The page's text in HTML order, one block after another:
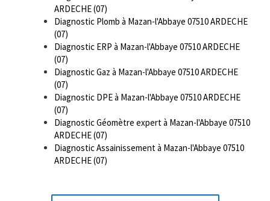
ARDECHE (07)
Diagnostic Plomb à Mazan-l'Abbaye 07510 ARDECHE
(07)
Diagnostic ERP à Mazan-l'Abbaye 07510 ARDECHE
(07)
Diagnostic Gaz à Mazan-l'Abbaye 07510 ARDECHE
(07)
Diagnostic DPE à Mazan-l'Abbaye 07510 ARDECHE
(07)
Diagnostic Géomètre expert à Mazan-l'Abbaye 07510
ARDECHE (07)
Diagnostic Assainissement à Mazan-l'Abbaye 07510
ARDECHE (07)